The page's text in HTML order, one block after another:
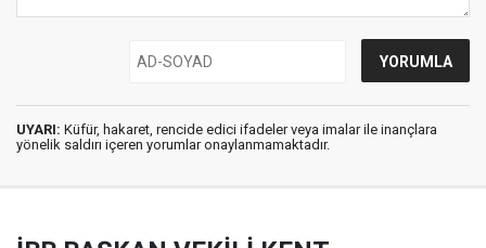
UYARI: Küfür, hakaret, rencide edici ifadeler veya imalar ile inançlara
yönelik saldırı içeren yorumlar onaylanmamaktadır.